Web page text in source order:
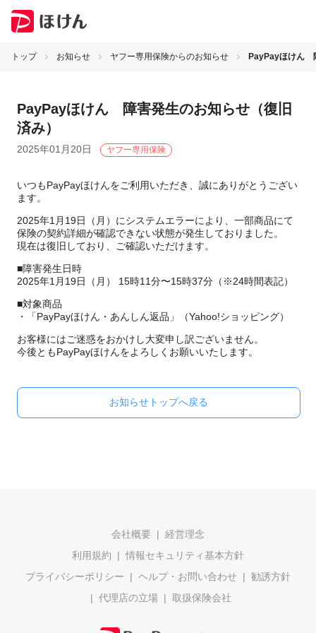
トップ お知らせ ヤフー専用保険からのお知らせ PayPayほけん
PayPayほけん 障害発生のお知らせ（復旧
済み）
2025年01月20日 ヤフー専用保険
いつもPayPayほけんをご利用いただき、誠にありがとうござい
ます。
2025年1月19日（月）にシステムエラーにより、一部商品にて
保険の契約詳細が確認できない状態が発生しておりました。
現在は復旧しており、ご確認いただけます。
■障害発生日時
2025年1月19日（月） 15時11分〜15時37分（※24時間表記）
■対象商品
・「PayPayほけん・あんしん返品」（Yahoo!ショッピング）
お客様にはご迷惑をおかけし大変申し訳ございません。
今後ともPayPayほけんをよろしくお願いいたします。
お知らせトップへ戻る
会社概要
経営理念
利用規約
情報セキュリティ基本方針
プライバシーポリシー
ヘルプ・お問い合わせ
勧誘方針
代理店の立場
取扱保険会社